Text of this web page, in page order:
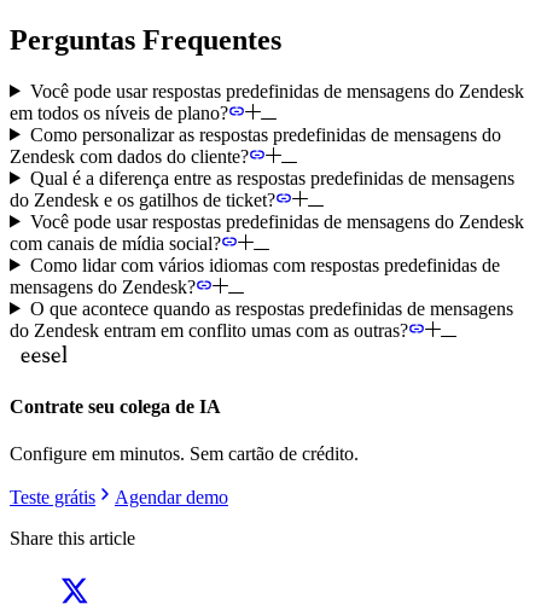
Perguntas Frequentes
Você pode usar respostas predefinidas de mensagens do Zendesk
em todos os níveis de plano?
Como personalizar as respostas predefinidas de mensagens do
Zendesk com dados do cliente?
Qual é a diferença entre as respostas predefinidas de mensagens
do Zendesk e os gatilhos de ticket?
Você pode usar respostas predefinidas de mensagens do Zendesk
com canais de mídia social?
Como lidar com vários idiomas com respostas predefinidas de
mensagens do Zendesk?
O que acontece quando as respostas predefinidas de mensagens
do Zendesk entram em conflito umas com as outras?
Contrate seu colega de IA
Configure em minutos. Sem cartão de crédito.
Teste grátis
Agendar demo
Share this article